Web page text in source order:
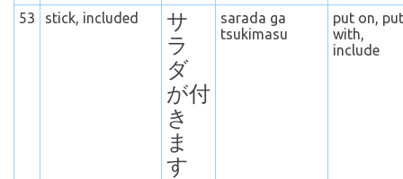
53 stick, included
サ
ラ
ダ
が付
き
ま
す
sarada ga
tsukimasu
put on, put
with,
include